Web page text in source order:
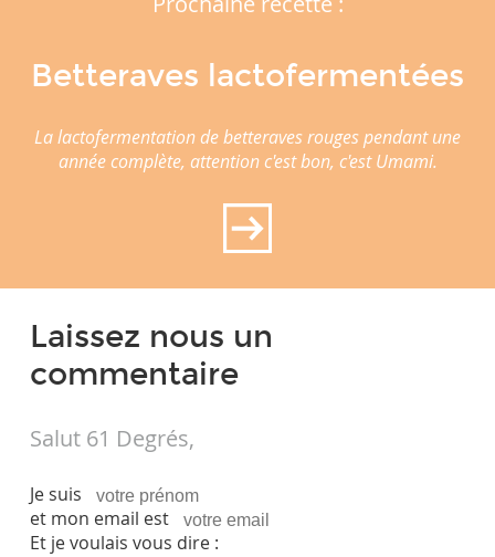
Betteraves lactofermentées
La lactofermentation de betteraves rouges pendant une
année complète, attention c'est bon, c'est Umami.
Laissez nous un
commentaire
Salut 61 Degrés,
Je suis
et mon email est
Et je voulais vous dire :